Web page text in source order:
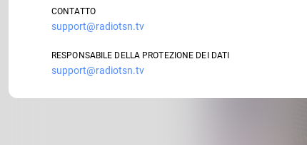
CONTATTO
support@radiotsn.tv
RESPONSABILE DELLA PROTEZIONE DEI DATI
support@radiotsn.tv